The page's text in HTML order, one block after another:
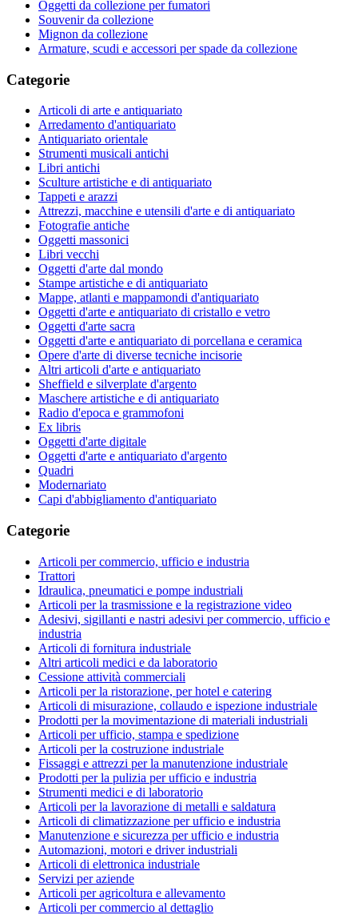
Oggetti da collezione per fumatori
Souvenir da collezione
Mignon da collezione
Armature, scudi e accessori per spade da collezione
Categorie
Articoli di arte e antiquariato
Arredamento d'antiquariato
Antiquariato orientale
Strumenti musicali antichi
Libri antichi
Sculture artistiche e di antiquariato
Tappeti e arazzi
Attrezzi, macchine e utensili d'arte e di antiquariato
Fotografie antiche
Oggetti massonici
Libri vecchi
Oggetti d'arte dal mondo
Stampe artistiche e di antiquariato
Mappe, atlanti e mappamondi d'antiquariato
Oggetti d'arte e antiquariato di cristallo e vetro
Oggetti d'arte sacra
Oggetti d'arte e antiquariato di porcellana e ceramica
Opere d'arte di diverse tecniche incisorie
Altri articoli d'arte e antiquariato
Sheffield e silverplate d'argento
Maschere artistiche e di antiquariato
Radio d'epoca e grammofoni
Ex libris
Oggetti d'arte digitale
Oggetti d'arte e antiquariato d'argento
Quadri
Modernariato
Capi d'abbigliamento d'antiquariato
Categorie
Articoli per commercio, ufficio e industria
Trattori
Idraulica, pneumatici e pompe industriali
Articoli per la trasmissione e la registrazione video
Adesivi, sigillanti e nastri adesivi per commercio, ufficio e
industria
Articoli di fornitura industriale
Altri articoli medici e da laboratorio
Cessione attività commerciali
Articoli per la ristorazione, per hotel e catering
Articoli di misurazione, collaudo e ispezione industriale
Prodotti per la movimentazione di materiali industriali
Articoli per ufficio, stampa e spedizione
Articoli per la costruzione industriale
Fissaggi e attrezzi per la manutenzione industriale
Prodotti per la pulizia per ufficio e industria
Strumenti medici e di laboratorio
Articoli per la lavorazione di metalli e saldatura
Articoli di climatizzazione per ufficio e industria
Manutenzione e sicurezza per ufficio e industria
Automazioni, motori e driver industriali
Articoli di elettronica industriale
Servizi per aziende
Articoli per agricoltura e allevamento
Articoli per commercio al dettaglio